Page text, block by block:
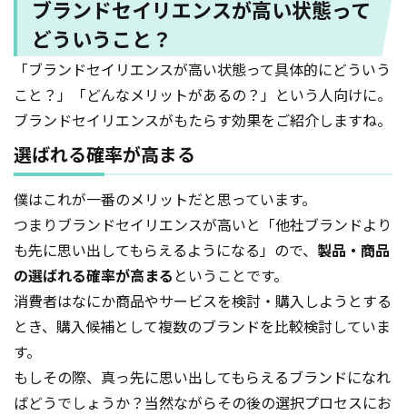
ブランドセイリエンスが高い状態って
どういうこと？
「ブランドセイリエンスが高い状態って具体的にどういう
こと？」「どんなメリットがあるの？」という人向けに。
ブランドセイリエンスがもたらす効果をご紹介しますね。
選ばれる確率が高まる
僕はこれが一番のメリットだと思っています。
つまりブランドセイリエンスが高いと「他社ブランドより
も先に思い出してもらえるようになる」ので、 製品・商品
の選ばれる確率が高まる ということです。
消費者はなにか商品やサービスを検討・購入しようとする
とき、購入候補として複数のブランドを比較検討していま
す。
もしその際、真っ先に思い出してもらえるブランドになれ
ばどうでしょうか？当然ながらその後の選択プロセスにお